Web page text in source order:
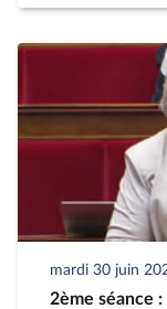
mardi 30 juin
2ème séance